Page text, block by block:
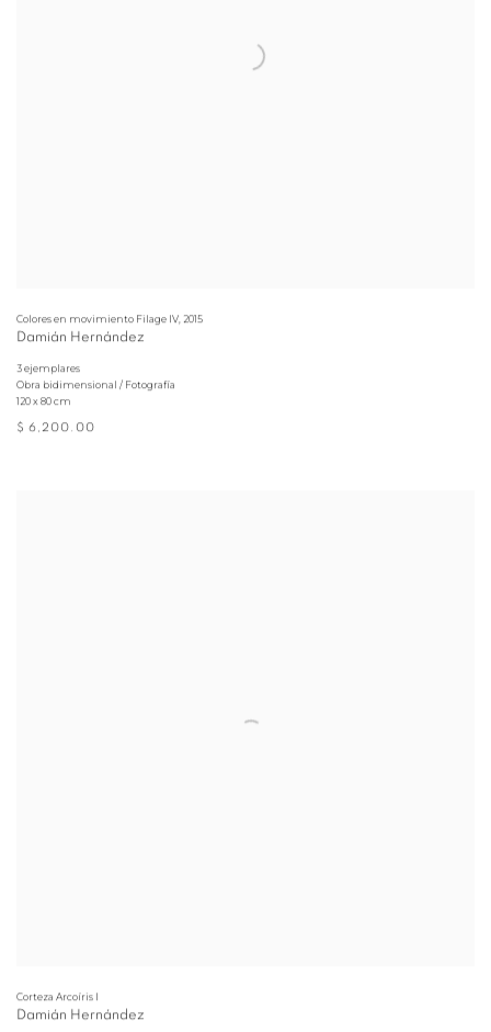
Colores en movimiento Filage IV, 2015
Damián Hernández
3 ejemplares
Obra bidimensional / Fotografía
120 x 80 cm
$ 6,200.00
Corteza Arcoíris I
Damián Hernández